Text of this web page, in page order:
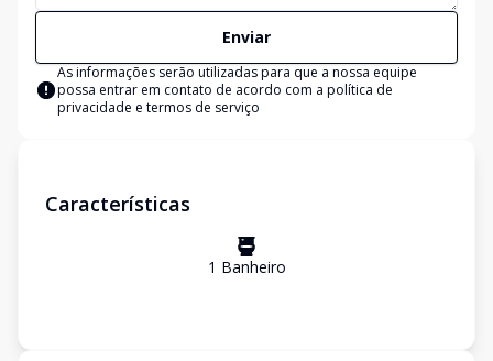
Enviar
As informações serão utilizadas para que a nossa equipe
possa entrar em contato de acordo com a política de
privacidade e termos de serviço
Características
1 Banheiro